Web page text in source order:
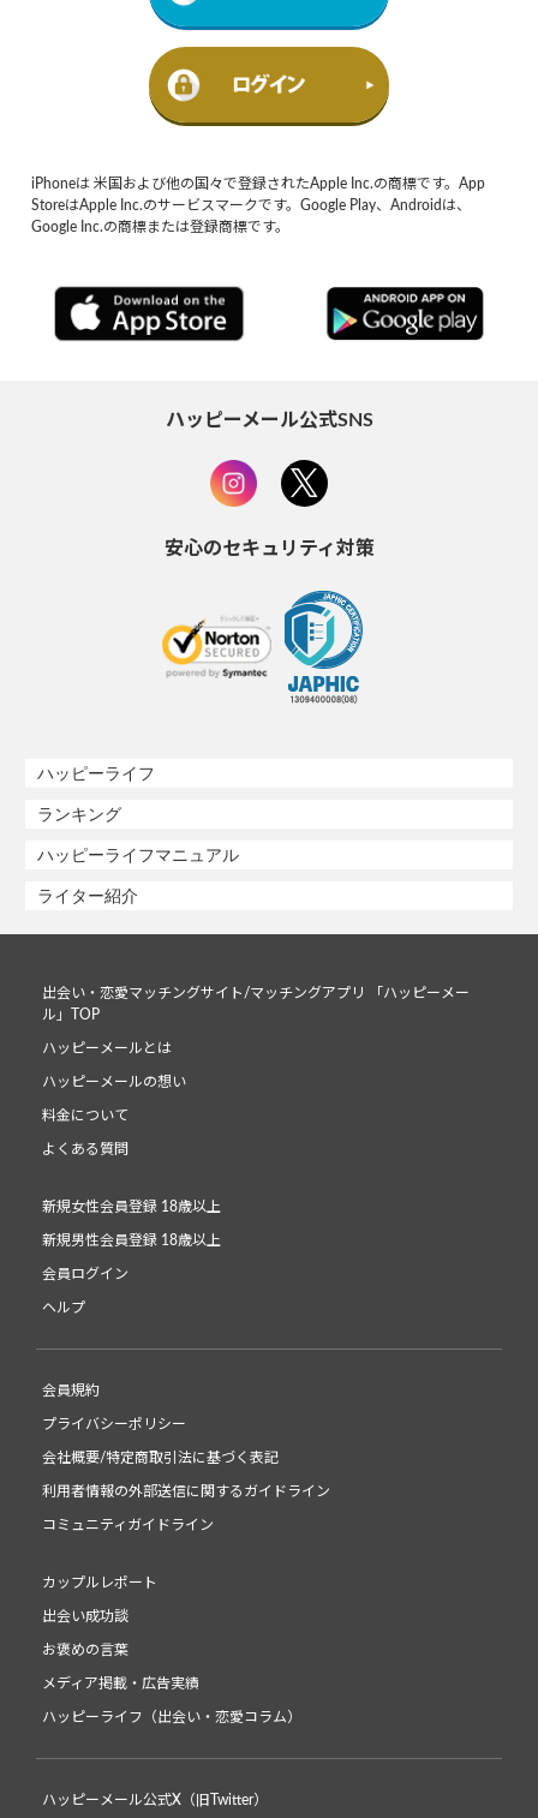
iPhoneは 米国および他の国々で登録されたApple Inc.の商標です。App
StoreはApple Inc.のサービスマークです。Google Play、Androidは、
Google Inc.の商標または登録商標です。
ハッピーメール公式SNS
安心のセキュリティ対策
ハッピーライフ
ランキング
ハッピーライフマニュアル
ライター紹介
出会い・恋愛マッチングサイト/マッチングアプリ 「ハッピーメー
ル」TOP
ハッピーメールとは
ハッピーメールの想い
料金について
よくある質問
新規女性会員登録 18歳以上
新規男性会員登録 18歳以上
会員ログイン
ヘルプ
会員規約
プライバシーポリシー
会社概要/特定商取引法に基づく表記
利用者情報の外部送信に関するガイドライン
コミュニティガイドライン
カップルレポート
出会い成功談
お褒めの言葉
メディア掲載・広告実績
ハッピーライフ（出会い・恋愛コラム）
ハッピーメール公式X（旧Twitter）